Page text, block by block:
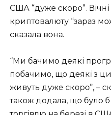
США “дуже скоро”.
криптовалюту “зараз
сказала вона.
“Ми бачимо деякі
побачимо, що деякі з
живуть дуже скоро”, –
також додала, що було